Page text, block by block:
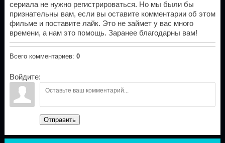
сериала не нужно регистрироваться. Но мы были бы
признательны вам, если вы оставите комментарии об этом
фильме и поставите лайк. Это не займет у вас много
времени, а нам это помощь. Заранее благодарны вам!
Всего комментариев: 0
Войдите:
Отправить